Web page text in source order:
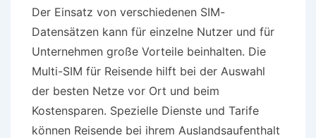
Der Einsatz von verschiedenen SIM-
Datensätzen kann für einzelne Nutzer und für
Unternehmen große Vorteile beinhalten. Die
Multi-SIM für Reisende hilft bei der Auswahl
der besten Netze vor Ort und beim
Kostensparen. Spezielle Dienste und Tarife
können Reisende bei ihrem Auslandsaufenthalt